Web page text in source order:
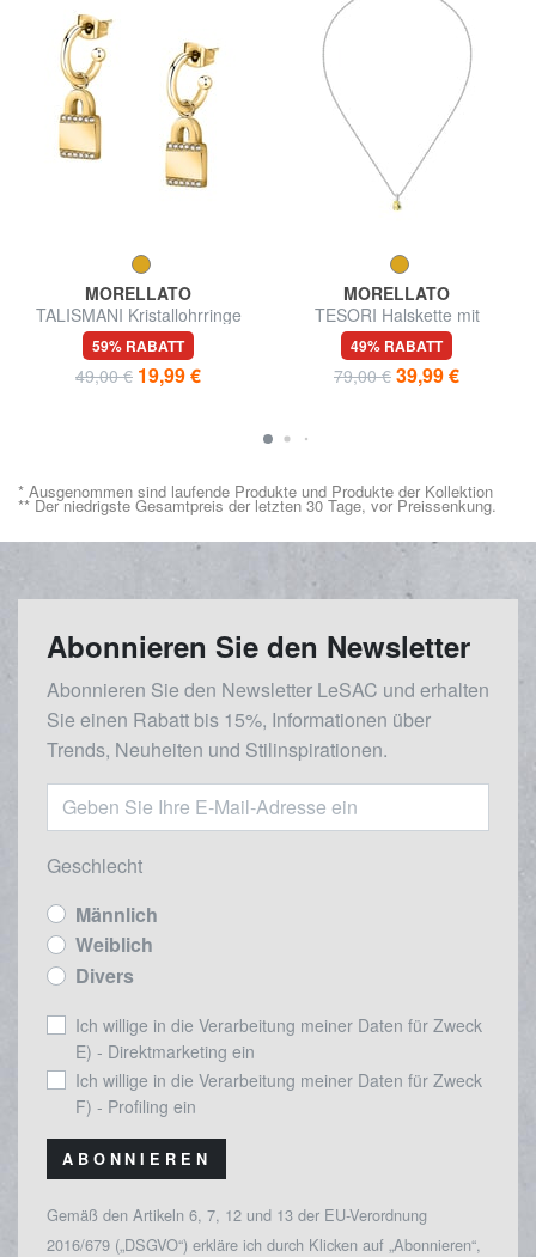
MORELLATO
TALISMANI Kristallohrringe
59% RABATT
49,00 € 19,99 €
MORELLATO
TESORI Halskette mit
Anhänger
49% RABATT
79,00 € 39,99 €
* Ausgenommen sind laufende Produkte und Produkte der Kollektion
** Der niedrigste Gesamtpreis der letzten 30 Tage, vor Preissenkung.
Abonnieren Sie den Newsletter
Abonnieren Sie den Newsletter LeSAC und erhalten
Sie einen Rabatt bis 15%, Informationen über
Trends, Neuheiten und Stilinspirationen.
Geschlecht
Männlich
Weiblich
Divers
Ich willige in die Verarbeitung meiner Daten für Zweck
E) - Direktmarketing ein
Ich willige in die Verarbeitung meiner Daten für Zweck
F) - Profiling ein
ABONNIEREN
Gemäß den Artikeln 6, 7, 12 und 13 der EU-Verordnung
2016/679 („DSGVO“) erkläre ich durch Klicken auf „Abonnieren“,